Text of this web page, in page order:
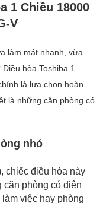
1 Chiều 18000
V
làm mát nhanh, vừa
hòa Toshiba 1
là lựa chọn hoàn
là những căn phòng có
nhỏ
chiếc điều hòa này
căn phòng có diện
việc hay phòng